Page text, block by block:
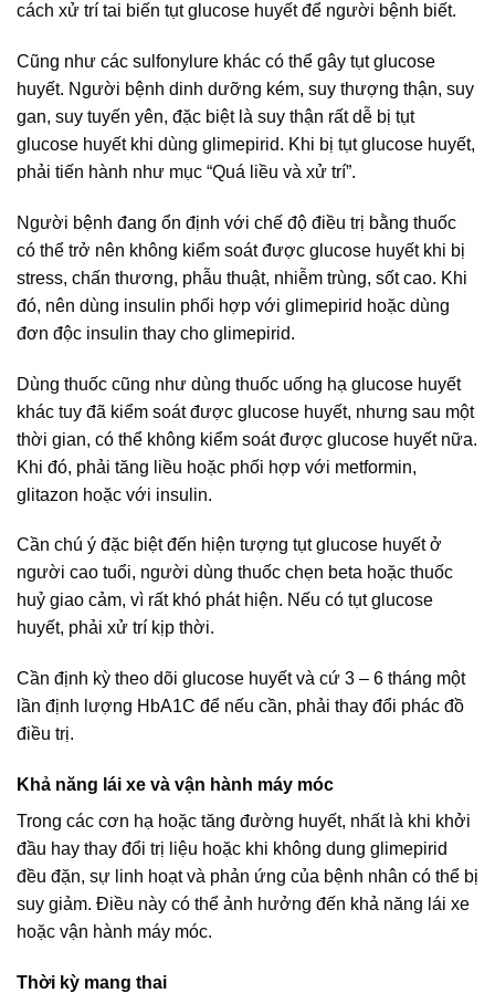
cách xử trí tai biến tụt glucose huyết để người bệnh biết.
Cũng như các sulfonylure khác có thể gây tụt glucose
huyết. Người bệnh dinh dưỡng kém, suy thượng thận, suy
gan, suy tuyến yên, đặc biệt là suy thận rất dễ bị tụt
glucose huyết khi dùng glimepirid. Khi bị tụt glucose huyết,
phải tiến hành như mục “Quá liều và xử trí”.
Người bệnh đang ổn định với chế độ điều trị bằng thuốc
có thể trở nên không kiểm soát được glucose huyết khi bị
stress, chấn thương, phẫu thuật, nhiễm trùng, sốt cao. Khi
đó, nên dùng insulin phối hợp với glimepirid hoặc dùng
đơn độc insulin thay cho glimepirid.
Dùng thuốc cũng như dùng thuốc uống hạ glucose huyết
khác tuy đã kiểm soát được glucose huyết, nhưng sau một
thời gian, có thể không kiểm soát được glucose huyết nữa.
Khi đó, phải tăng liều hoặc phối hợp với metformin,
glitazon hoặc với insulin.
Cần chú ý đặc biệt đến hiện tượng tụt glucose huyết ở
người cao tuổi, người dùng thuốc chẹn beta hoặc thuốc
huỷ giao cảm, vì rất khó phát hiện. Nếu có tụt glucose
huyết, phải xử trí kịp thời.
Cần định kỳ theo dõi glucose huyết và cứ 3 – 6 tháng một
lần định lượng HbA1C để nếu cần, phải thay đổi phác đồ
điều trị.
Khả năng lái xe và vận hành máy móc
Trong các cơn hạ hoặc tăng đường huyết, nhất là khi khởi
đầu hay thay đổi trị liệu hoặc khi không dung glimepirid
đều đặn, sự linh hoạt và phản ứng của bệnh nhân có thể bị
suy giảm. Điều này có thể ảnh hưởng đến khả năng lái xe
hoặc vận hành máy móc.
Thời kỳ mang thai